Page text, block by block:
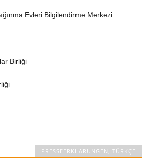
Evleri Bilgilendirme Merkezi
Birliği
PRESSEERKLÄRUNGEN ,TÜRKÇE